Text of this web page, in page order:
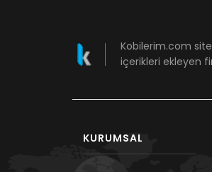
Kobilerim.com
içerikleri ekleyen
KURUMSAL